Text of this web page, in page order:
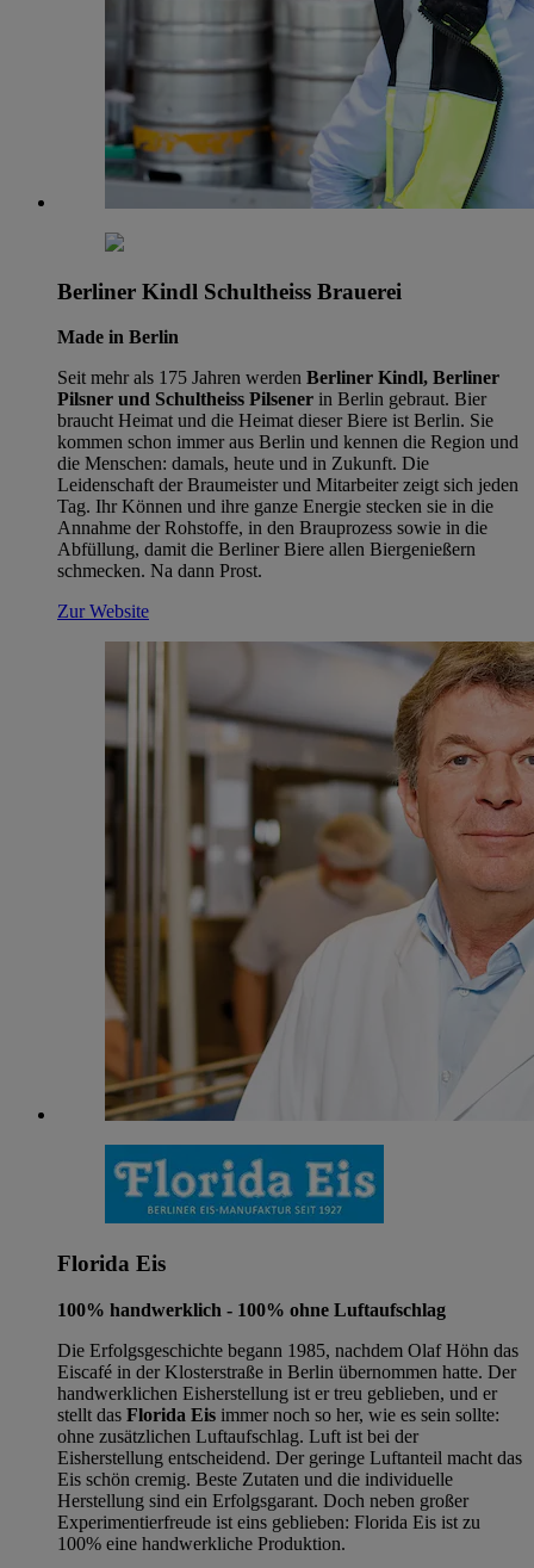
Berliner Kindl Schultheiss Brauerei
Made in Berlin
Seit mehr als 175 Jahren werden Berliner Kindl, Berliner
Pilsner und Schultheiss Pilsener in Berlin gebraut. Bier
braucht Heimat und die Heimat dieser Biere ist Berlin. Sie
kommen schon immer aus Berlin und kennen die Region und
die Menschen: damals, heute und in Zukunft. Die
Leidenschaft der Braumeister und Mitarbeiter zeigt sich jeden
Tag. Ihr Können und ihre ganze Energie stecken sie in die
Annahme der Rohstoffe, in den Brauprozess sowie in die
Abfüllung, damit die Berliner Biere allen Biergenießern
schmecken. Na dann Prost.
Zur Website
Florida Eis
100% handwerklich - 100% ohne Luftaufschlag
Die Erfolgsgeschichte begann 1985, nachdem Olaf Höhn das
Eiscafé in der Klosterstraße in Berlin übernommen hatte. Der
handwerklichen Eisherstellung ist er treu geblieben, und er
stellt das Florida Eis immer noch so her, wie es sein sollte:
ohne zusätzlichen Luftaufschlag. Luft ist bei der
Eisherstellung entscheidend. Der geringe Luftanteil macht das
Eis schön cremig. Beste Zutaten und die individuelle
Herstellung sind ein Erfolgsgarant. Doch neben großer
Experimentierfreude ist eins geblieben: Florida Eis ist zu
100% eine handwerkliche Produktion.